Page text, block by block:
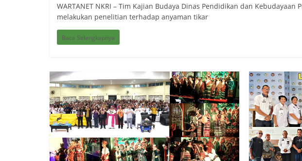
WARTANET NKRI – Tim Kajian Budaya Dinas Pendidikan dan Kebudayaan
melakukan penelitian terhadap anyaman tikar
Baca Selengkapnya